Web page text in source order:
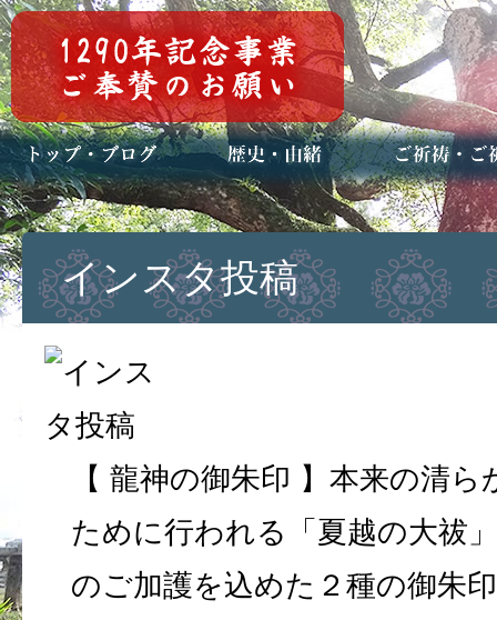
トップページ
ブログ(日々八百万)
お知らせ一覧 歴史・ご祭神
年中行事
メディア掲載 ご祈祷・ご祈
安産祈願
初宮参り
七五三詣
長寿のお祝い
神前結婚式
厄祓い・方位
車のお祓い
地鎮祭
神葬祭（神式
インスタ投稿
【 龍神の御朱印 】本来の清
ために行われる「夏越の大祓
のご加護を込めた２種の御朱